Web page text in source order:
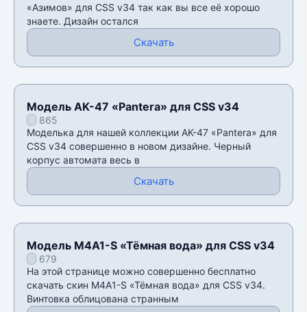
«Азимов» для CSS v34 так как вы все её хорошо
знаете. Дизайн остался
Скачать
Модель AK-47 «Pantera» для CSS v34
865
Моделька для нашей коллекции AK-47 «Pantera» для
CSS v34 совершенно в новом дизайне. Черный
корпус автомата весь в
Скачать
Модель M4A1-S «Тёмная вода» для CSS v34
679
На этой странице можно совершенно бесплатно
скачать скин M4A1-S «Тёмная вода» для CSS v34.
Винтовка облицована странным